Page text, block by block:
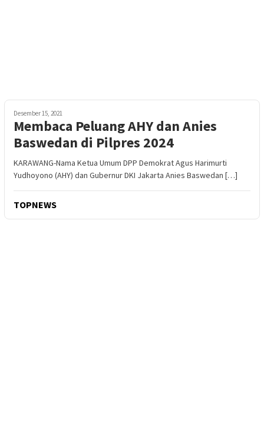
Desember 15, 2021
Membaca Peluang AHY dan Anies
Baswedan di Pilpres 2024
KARAWANG-Nama Ketua Umum DPP Demokrat Agus Harimurti
Yudhoyono (AHY) dan Gubernur DKI Jakarta Anies Baswedan […]
TOPNEWS